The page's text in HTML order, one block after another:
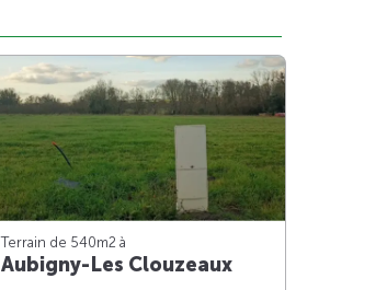
Terrain de 540m2 à
Aubigny-Les Clouzeaux